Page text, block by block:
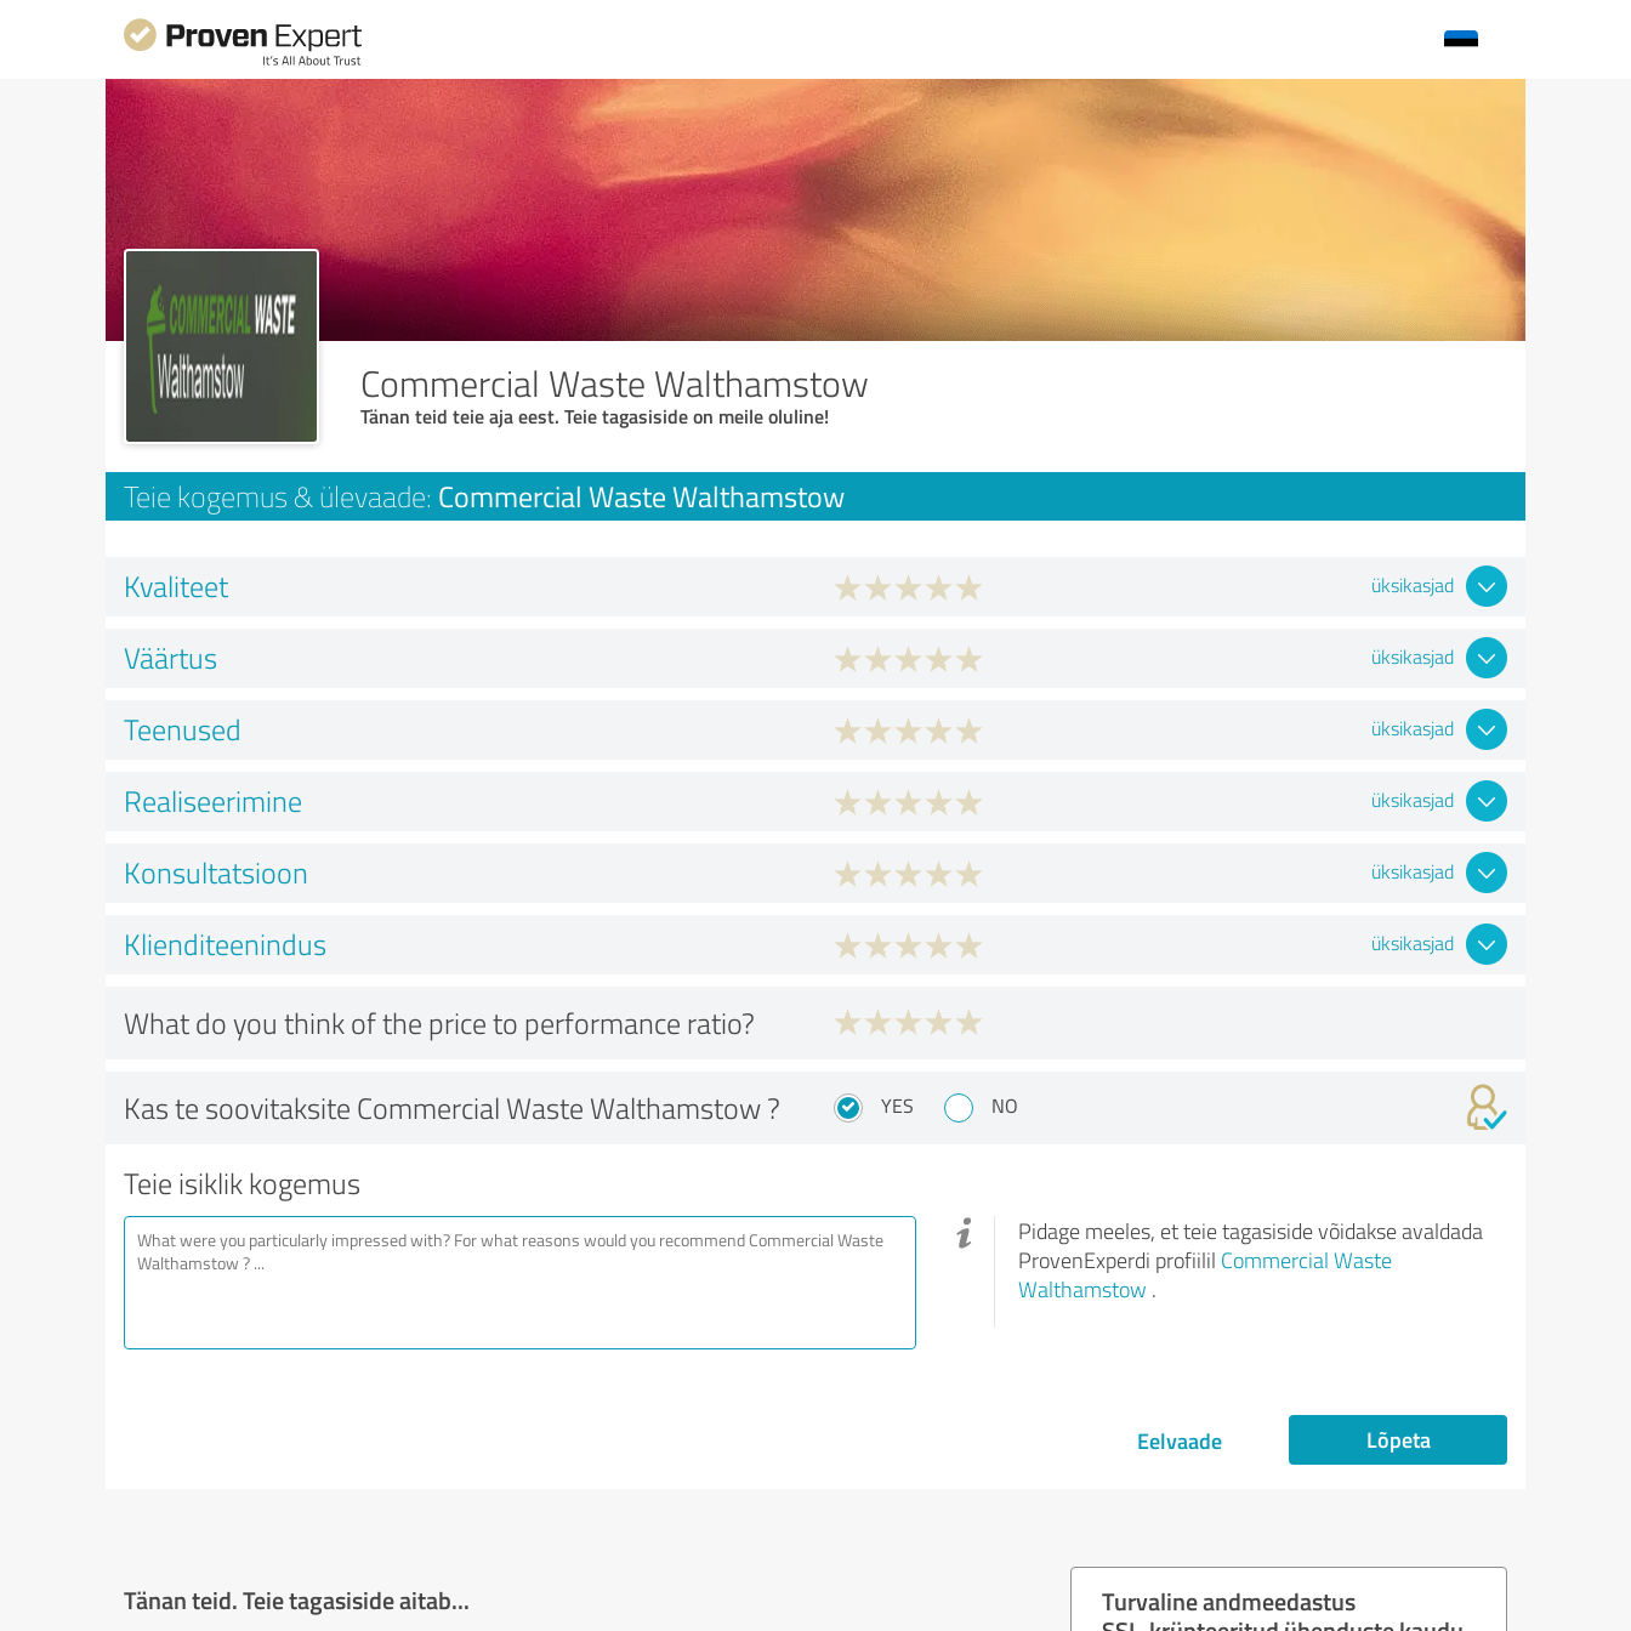
Commercial Waste Walthamstow
Tänan teid teie aja eest. Teie tagasiside on meile oluline!
Teie kogemus & ülevaade: Commercial Waste Walthamstow
Kvaliteet üksikasjad
Väärtus üksikasjad
Teenused üksikasjad
Realiseerimine üksikasjad
Konsultatsioon üksikasjad
Klienditeenindus üksikasjad
What do you think of the price to performance ratio?
Kas te soovitaksite Commercial Waste Walthamstow ? YES NO
Teie isiklik kogemus
Pidage meeles, et teie tagasiside võidakse avaldada
ProvenExperdi profiilil Commercial Waste
Walthamstow .
Eelvaade Lõpeta
Tänan teid. Teie tagasiside aitab...
Turvaline andmeedastus